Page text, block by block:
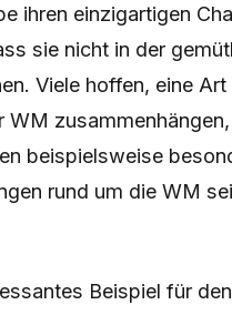
ihren einzigartigen
sie nicht in der
Viele hoffen, eine
beispielsweise
rund um die WM
Beispiel für